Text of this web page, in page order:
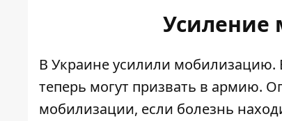
Усиление
В Украине усилили мобилизацию.
теперь могут призвать в армию.
мобилизации, если болезнь